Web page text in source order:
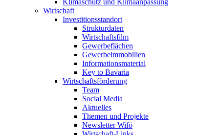
Klimaschutz und Klimaanpassung
Wirtschaft
Investitionsstandort
Strukturdaten
Wirtschaftsfilm
Gewerbeflächen
Gewerbeimmobilien
Informationsmaterial
Key to Bavaria
Wirtschaftsförderung
Team
Social Media
Aktuelles
Themen und Projekte
Newsletter Wifö